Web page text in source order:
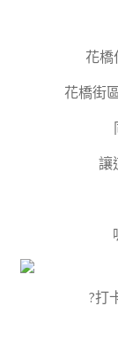
花橋
花橋街
讓
?打